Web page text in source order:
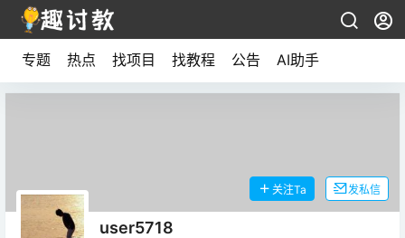
专题 热点 找项目 找教程 公告 AI助手
user5718
关注Ta 发私信